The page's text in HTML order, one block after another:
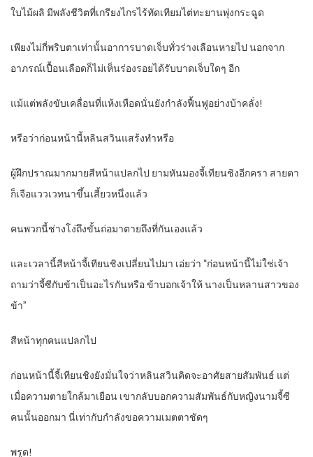
ใบไม้ผลิ มีพลังชีวิตที่เกรียงไกรไร้ทัดเทียมไต่ทะยานพุ่งกระฉูด
เพียงไม่กี่พริบตาเท่านั้นอาการบาดเจ็บทั่วร่างเลือนหายไป นอกจาก
อาภรณ์เปื้อนเลือดก็ไม่เห็นร่องรอยได้รับบาดเจ็บใดๆ อีก
แม้แต่พลังขับเคลื่อนที่แห้งเหือดนั่นยังกำลังฟื้นฟูอย่างบ้าคลั่ง!
หรือว่าก่อนหน้านี้หลินสวินแสร้งทำหรือ
ผู้ฝึกปราณมากมายสีหน้าแปลกไป ยามหันมองจี้เทียนชิงอีกครา สายตา
ก็เจือแววเวทนาขึ้นเสี้ยวหนึ่งแล้ว
คนพวกนี้ช่างโง่ถึงขั้นถ่อมาตายถึงที่กันเองแล้ว
และเวลานี้สีหน้าจี้เทียนชิงเปลี่ยนไปมา เอ่ยว่า “ก่อนหน้านี้ไม่ใช่เจ้า
ถามว่าจี้ซีกับข้าเป็นอะไรกันหรือ ข้าบอกเจ้าให้ นางเป็นหลานสาวของ
ข้า”
สีหน้าทุกคนแปลกไป
ก่อนหน้านี้จี้เทียนชิงยังมั่นใจว่าหลินสวินคิดจะอาศัยสายสัมพันธ์ แต่
เมื่อความตายใกล้มาเยือน เขากลับบอกความสัมพันธ์กับหญิงนามจี้ซี
คนนั้นออกมา นี่เท่ากับกำลังขอความเมตตาชัดๆ
พรูด!